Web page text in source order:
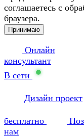
соглашаетесь с
браузера.
Принимаю
Онлайн
консультант
В сети
Дизайн проект
бесплатно
нам